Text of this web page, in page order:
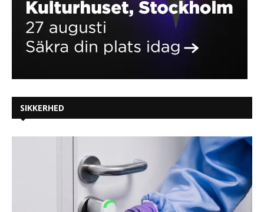
SIKKERHED